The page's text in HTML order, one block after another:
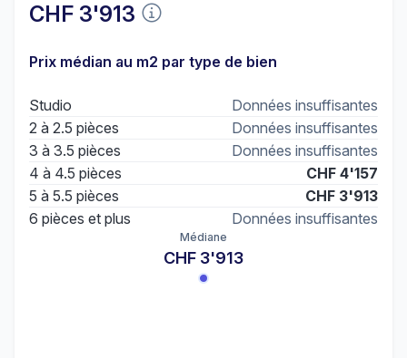
CHF 3'913
Prix médian au m2 par type de bien
Studio
Données insuffisantes
2 à 2.5 pièces
Données insuffisantes
3 à 3.5 pièces
Données insuffisantes
4 à 4.5 pièces
CHF 4'157
5 à 5.5 pièces
CHF 3'913
6 pièces et plus
Données insuffisantes
Médiane
CHF 3'913